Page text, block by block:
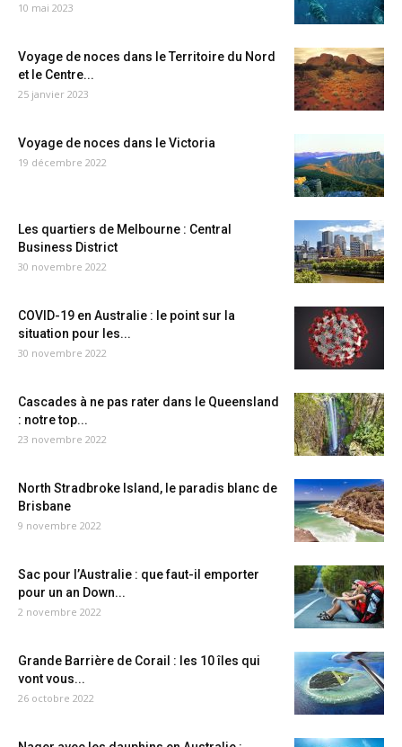
10 mai 2023
Voyage de noces dans le Territoire du Nord
et le Centre...
25 janvier 2023
Voyage de noces dans le Victoria
19 décembre 2022
Les quartiers de Melbourne : Central
Business District
30 novembre 2022
COVID-19 en Australie : le point sur la
situation pour les...
30 novembre 2022
Cascades à ne pas rater dans le Queensland
: notre top...
23 novembre 2022
North Stradbroke Island, le paradis blanc de
Brisbane
9 novembre 2022
Sac pour l’Australie : que faut-il emporter
pour un an Down...
2 novembre 2022
Grande Barrière de Corail : les 10 îles qui
vont vous...
26 octobre 2022